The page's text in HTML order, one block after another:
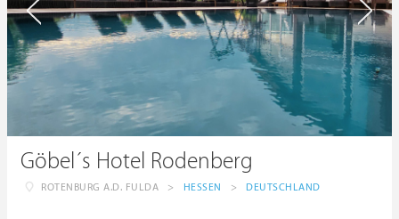
Göbel´s Hotel Rodenberg
ROTENBURG A.D. FULDA > HESSEN > DEUTSCHLAND